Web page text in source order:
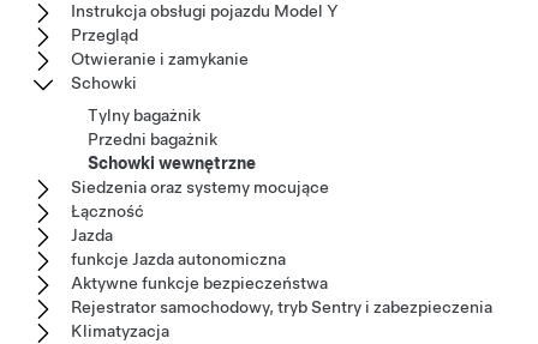
Instrukcja obsługi pojazdu Model Y
Przegląd
Otwieranie i zamykanie
Schowki
Tylny bagażnik
Przedni bagażnik
Schowki wewnętrzne
Siedzenia oraz systemy mocujące
Łączność
Jazda
funkcje Jazda autonomiczna
Aktywne funkcje bezpieczeństwa
Rejestrator samochodowy, tryb Sentry i zabezpieczenia
Klimatyzacja